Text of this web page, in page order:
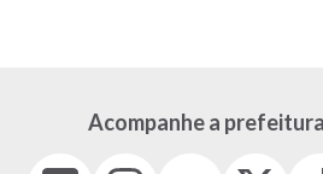
Acompanhe a
FacebookInstagram